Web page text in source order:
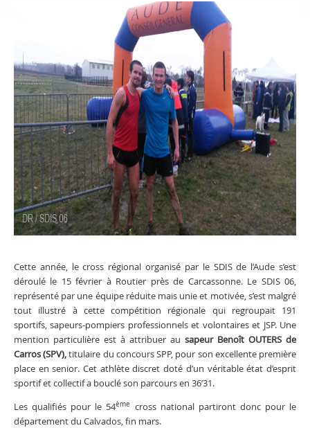
Cette année, le cross régional organisé par le SDIS de l’Aude s’est
déroulé le 15 février à Routier près de Carcassonne. Le SDIS 06,
représenté par une équipe réduite mais unie et motivée, s’est malgré
tout illustré à cette compétition régionale qui regroupait 191
sportifs, sapeurs-pompiers professionnels et volontaires et JSP. Une
mention particulière est à attribuer au sapeur Benoît OUTERS de
Carros (SPV),titulaire du concours SPP, pour son excellente première
place en senior. Cet athlète discret doté d’un véritable état d’esprit
sportif et collectif a bouclé son parcours en 36’31.
Les qualifiés pour le 54ème
cross national partiront donc pour le
département du Calvados, fin mars.